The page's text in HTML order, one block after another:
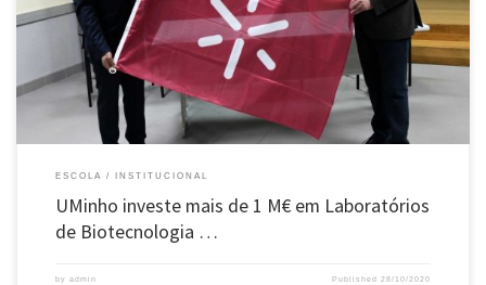
Nova de Famalicão, Paulo Cunha, num gesto carregado de simbolismo que marca a
presença da Universidade em Famalicão. “Com este gesto […]
ESCOLA INSTITUCIONAL
UMinho investe mais de 1 M€ em Laboratórios
de Biotecnologia …
by admin Published 28/10/2020